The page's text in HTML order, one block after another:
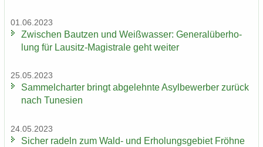
01.06.2023
Zwi­schen Baut­zen und Weiß­was­ser: Ge­ne­ral­über­ho­
lung für Lausitz-​Magistrale geht wei­ter
25.05.2023
Sam­mel­char­ter bringt ab­ge­lehn­te Asyl­be­wer­ber zu­rück
nach Tu­ne­si­en
24.05.2023
Si­cher ra­deln zum Wald- und Er­ho­lungs­ge­biet Fröh­ne